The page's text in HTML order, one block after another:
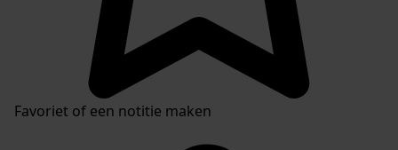
Favoriet of een notitie maken